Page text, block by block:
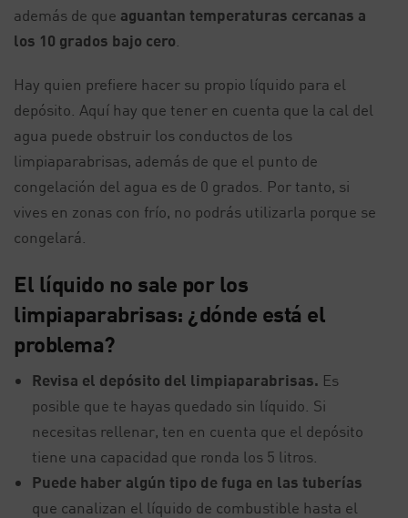
además de que aguantan temperaturas cercanas a
los 10 grados bajo cero
Hay quien prefiere hacer su propio líquido para el
depósito. Aquí hay que tener en cuenta que la cal del
agua puede obstruir los conductos de los
limpiaparabrisas, además de que el punto de
congelación del agua es de 0 grados. Por tanto, si
vives en zonas con frío, no podrás utilizarla porque se
congelará.
El líquido no sale por los
limpiaparabrisas: ¿dónde está el
problema?
Revisa el depósito del limpiaparabrisas. Es
posible que te hayas quedado sin líquido. Si
necesitas rellenar, ten en cuenta que el depósito
tiene una capacidad que ronda los 5 litros.
Puede haber algún tipo de fuga en las tuberías
que canalizan el líquido de combustible hasta el